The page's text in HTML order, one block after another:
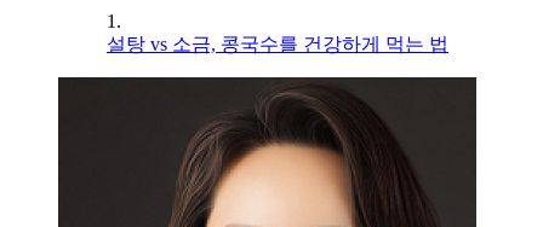
1.
설탕 vs 소금, 콩국수를 건강하게 먹는 법